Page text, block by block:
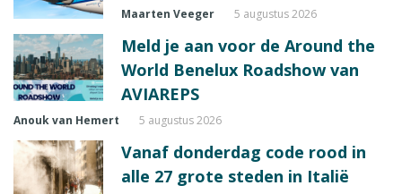
Maarten Veeger 5 augustus 2026
Meld je aan voor de Around the
World Benelux Roadshow van
AVIAREPS
Anouk van Hemert 5 augustus 2026
Vanaf donderdag code rood in
alle 27 grote steden in Italië